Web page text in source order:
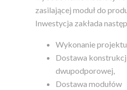
zasilającej moduł do
Inwestycja zakłada
Wykonanie
Dostawa
dwupodporowej,
Dostawa modułów